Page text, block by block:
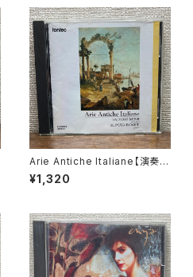
Arie Antiche Italiane【演奏
者：嶺貞子, H.ピュイグ＝ロジ
ェ】レコード会社：fontec
¥1,320